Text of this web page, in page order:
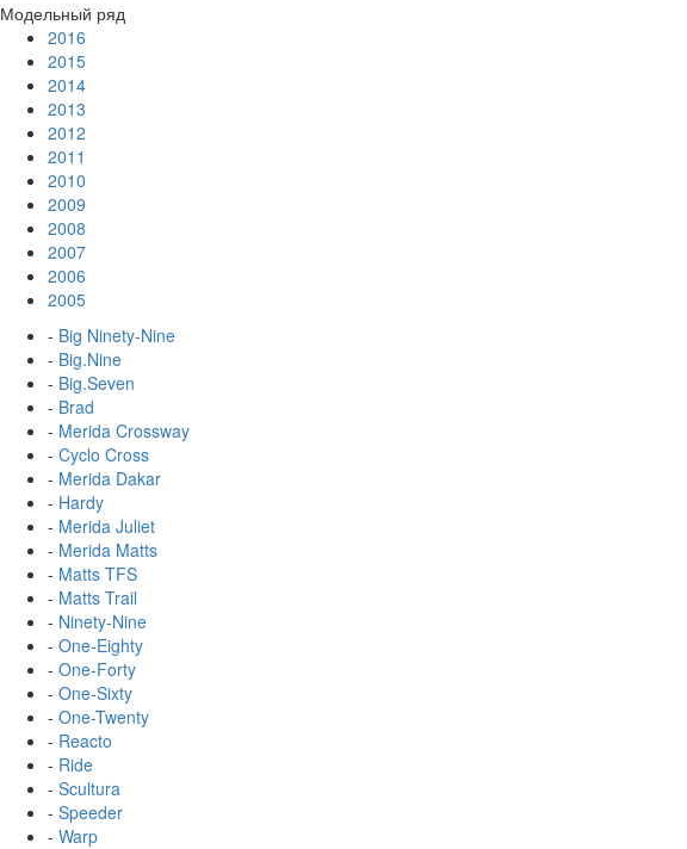
Модельный ряд
2016
2015
2014
2013
2012
2011
2010
2009
2008
2007
2006
2005
- Big Ninety-Nine
- Big.Nine
- Big.Seven
- Brad
- Merida Crossway
- Cyclo Cross
- Merida Dakar
- Hardy
- Merida Juliet
- Merida Matts
- Matts TFS
- Matts Trail
- Ninety-Nine
- One-Eighty
- One-Forty
- One-Sixty
- One-Twenty
- Reacto
- Ride
- Scultura
- Speeder
- Warp